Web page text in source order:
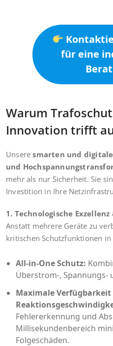
für eine
Warum
Innovation trifft
Unseresmarten und
und
mehr als nur Sicherheit. Sie
Investition in Ihre
1. Technologische
Anstatt mehrere Geräte zu
kritischen Schutzfunktionen
All-in-One Schutz:
Überstrom-, Spannungs-
Maximale Verfügbarkeit
Fehlererkennung und
Millisekundenbereich
Folgeschäden.